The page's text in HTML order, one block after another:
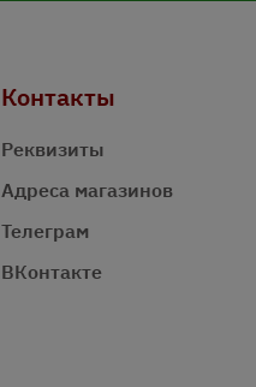
Контакты
Реквизиты
Адреса магазинов
Телеграм
ВКонтакте